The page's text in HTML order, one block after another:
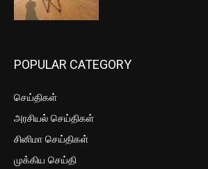
POPULAR CATEGORY
செய்திகள்
அரசியல் செய்திகள்
சினிமா செய்திகள்
முக்கிய செய்தி